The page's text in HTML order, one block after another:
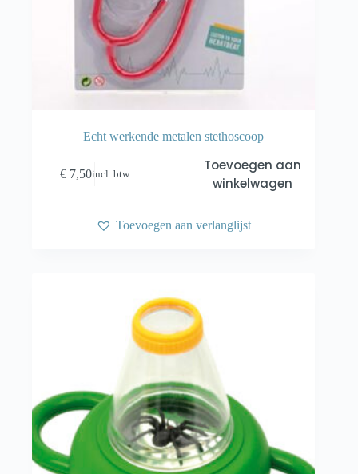
Echt werkende metalen stethoscoop
€ 7,50incl. btw
Toevoegen aan
winkelwagen
Toevoegen aan verlanglijst